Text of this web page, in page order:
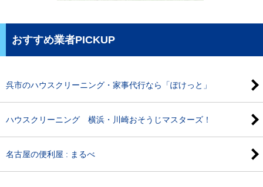
おすすめ業者PICKUP
呉市のハウスクリーニング・家事代行なら「ぽけっと」
ハウスクリーニング 横浜・川崎おそうじマスターズ！
名古屋の便利屋 : まるべ